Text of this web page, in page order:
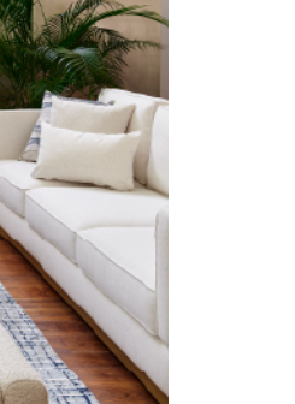
december 31 2014
LO MEJOR DEL
CRISTALERÍA DE
Colecciones favoritas
¡Ya estamos listos para recibir el 2015, y
puede hacerse sin un buen
presentamos las copas de
colecciones favoritas. 1 Chateau
copas tienen dos cualidades: la
insuperable calidad del cristal de esta